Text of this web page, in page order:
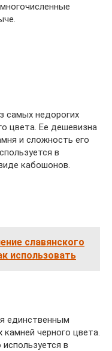
самых недорогих
цвета. Ее дешевизна
и сложность его
в
кабошонов.
славянского
использовать
единственным
черного цвета.
в